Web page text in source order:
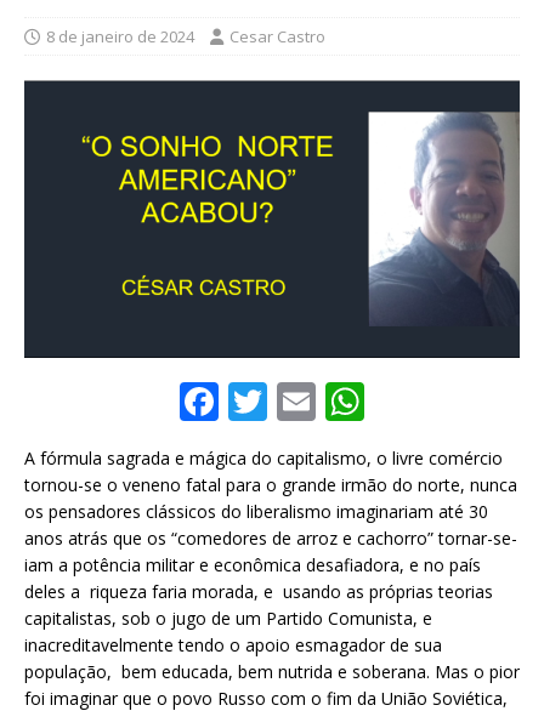
8 de janeiro de 2024 Cesar Castro
F
c
e
b
o
o
k
T
it
te
r
E
m
ai
l
h
at
s
A
p
p
A fórmula sagrada e mágica do capitalismo, o livre comércio
tornou-se o veneno fatal para o grande irmão do norte, nunca
os pensadores clássicos do liberalismo imaginariam até 30
anos atrás que os “comedores de arroz e cachorro” tornar-se-
iam a potência militar e econômica desafiadora, e no país
deles a riqueza faria morada, e usando as próprias teorias
capitalistas, sob o jugo de um Partido Comunista, e
inacreditavelmente tendo o apoio esmagador de sua
população, bem educada, bem nutrida e soberana. Mas o pior
foi imaginar que o povo Russo com o fim da União Soviética,